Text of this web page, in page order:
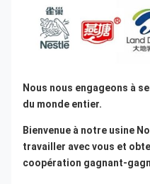
Nous nous engageons à
du monde entier.
Bienvenue à notre usine
travailler avec vous et
coopération gagnant-